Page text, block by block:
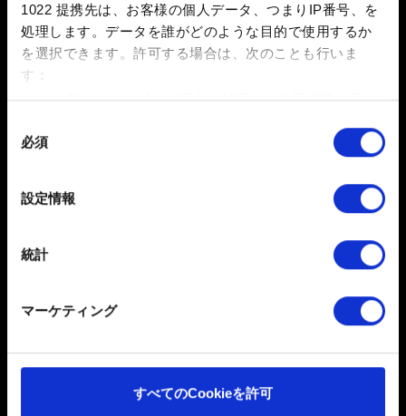
1022 提携先は、お客様の個人データ、つまりIP番号、を
処理します。データを誰がどのような目的で使用するか
を選択できます。 許可する場合は、次のことも行いま
す：
数メートル以内の誤差の地理的な位置情報を収集
特定の特性（フィンガープリント）を積極的にス
詳細セクション
で個人データの処理方法と設定を行って
ください。「Cookie宣言」からいつでも同意を変更また
だくために必要なものです。その他のCookieは、ウェブ
サイトの品質向上のために、オプションとして技術的お
た、ソーシャルメディア上などでお客様が興味を持ちそ
うなコンテンツをお届けするために、一部のCookieをパ
必須
設定情報
統計
マーケティング
すべてのCookieを許可
このレポートにファイルを添付できます。例：グラフィック
関連の問題の場合、画面写真
容量制限：12 MB
参照